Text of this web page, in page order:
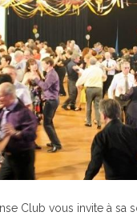
Club vous invite à sa